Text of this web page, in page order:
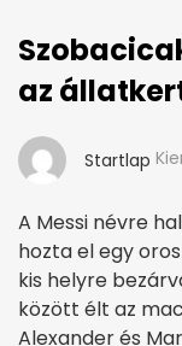
az
Startlap
A Messi névre
hozta el egy
kis helyre
között élt az
Alexander és